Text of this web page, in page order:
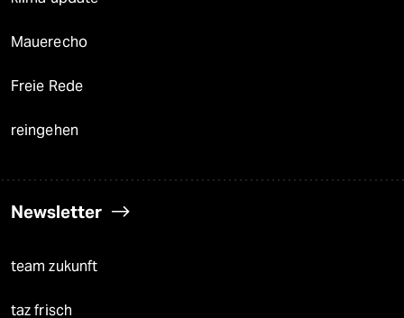
Mauerecho
Freie Rede
reingehen
Newsletter
team zukunft
taz frisch